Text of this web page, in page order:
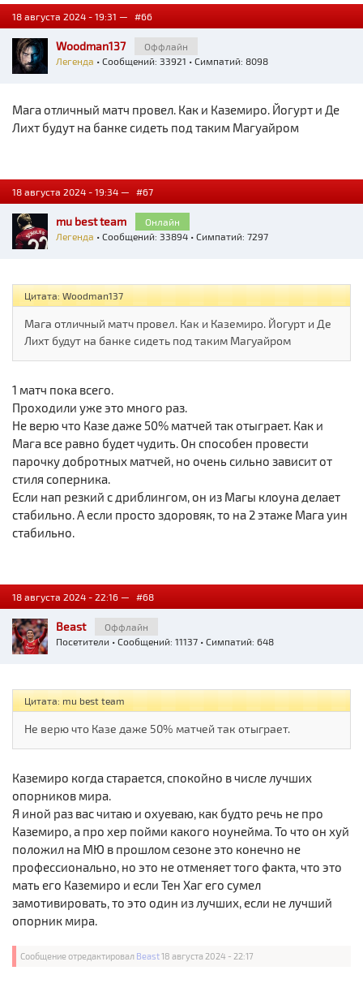
18 августа 2024 - 19:31 — #66
Woodman137
Оффлайн
Легенда • Сообщений: 33921 • Симпатий: 8098
Мага отличный матч провел. Как и Каземиро. Йогурт и Де
Лихт будут на банке сидеть под таким Магуайром
18 августа 2024 - 19:34 — #67
mu best team
Онлайн
Легенда • Сообщений: 33894 • Симпатий: 7297
Цитата: Woodman137
Мага отличный матч провел. Как и Каземиро. Йогурт и Де
Лихт будут на банке сидеть под таким Магуайром
1 матч пока всего.
Проходили уже это много раз.
Не верю что Казе даже 50% матчей так отыграет. Как и
Мага все равно будет чудить. Он способен провести
парочку добротных матчей, но очень сильно зависит от
стиля соперника.
Если нап резкий с дриблингом, он из Магы клоуна делает
стабильно. А если просто здоровяк, то на 2 этаже Мага уин
стабильно.
18 августа 2024 - 22:16 — #68
Beast
Оффлайн
Посетители • Сообщений: 11137 • Симпатий: 648
Цитата: mu best team
Не верю что Казе даже 50% матчей так отыграет.
Каземиро когда старается, спокойно в числе лучших
опорников мира.
Я иной раз вас читаю и охуеваю, как будто речь не про
Каземиро, а про хер пойми какого ноунейма. То что он хуй
положил на МЮ в прошлом сезоне это конечно не
профессионально, но это не отменяет того факта, что это
мать его Каземиро и если Тен Хаг его сумел
замотивировать, то это один из лучших, если не лучший
опорник мира.
Сообщение отредактировал Beast18 августа 2024 - 22:17